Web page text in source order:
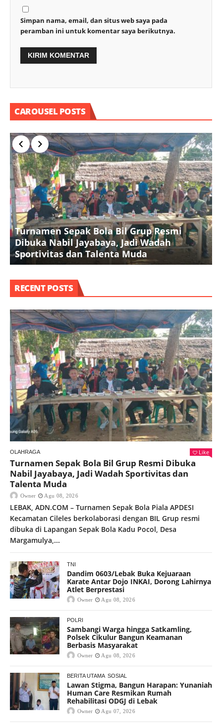
Simpan nama, email, dan situs web saya pada
peramban ini untuk komentar saya berikutnya.
CAROUSEL POSTS
Turnamen Sepak Bola Bil Grup Resmi
Dibuka Nabil Jayabaya, Jadi Wadah
Sportivitas dan Talenta Muda
RECENT POSTS
OLAHRAGA Like
Turnamen Sepak Bola Bil Grup Resmi Dibuka
Nabil Jayabaya, Jadi Wadah Sportivitas dan
Talenta Muda
Owner Agu 08, 2026
LEBAK, ADN.COM – Turnamen Sepak Bola Piala APDESI
Kecamatan Cileles berkolaborasi dengan BIL Grup resmi
dibuka di Lapangan Sepak Bola Kadu Pocol, Desa
Margamulya,...
TNI
Dandim 0603/Lebak Buka Kejuaraan
Karate Antar Dojo INKAI, Dorong Lahirnya
Atlet Berprestasi
Owner Agu 08, 2026
POLRI
Sambangi Warga hingga Satkamling,
Polsek Cikulur Bangun Keamanan
Berbasis Masyarakat
Owner Agu 08, 2026
BERITA UTAMA SOSIAL
Lawan Stigma, Bangun Harapan: Yunaniah
Human Care Resmikan Rumah
Rehabilitasi ODGJ di Lebak
Owner Agu 07, 2026